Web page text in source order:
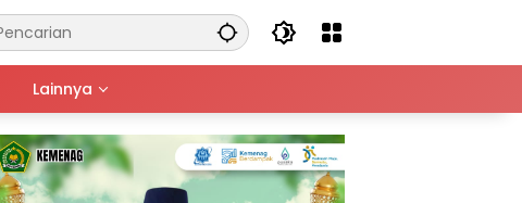
Lainnya